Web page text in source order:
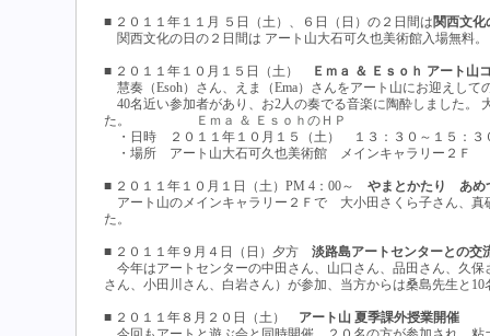
■ ２０１１年１１月 ５日（土）、６日（日）の２日間は関西文化
関西文化の日の２日間は アート山大石可久也美術館入場無料
■ ２０１１年１０月１５日（土）
Ｅｍａ ＆ Ｅｓｏｈ アート山
慧奏（Esoh）さん、えま（Ema）さんをアート山にお迎えして
40名近い参加者があり、お2人の奏でる音楽に陶酔しました。
た。
Ｅｍａ ＆ ＥｓｏｈのＨＰ
・日時 ２０１１年１０月１５（土） １３：３０～１５：３
・場所 アート山大石可久也美術館 メインキャラリー２
■ ２０１１年１０月１日（土）PM 4：00～ やまとかたり あめ
アート山のメインキャラリー２Ｆで 大小田さくら子さん、真
た。
■ ２０１１年９月４日（日）夕方 淡路島アートセンターとの交
今年はアートセンターの中田さん、山口さん、品田さん、久
さん、小田川さん、白岩さん）が参加、当方からは桑島先生と
■ ２０１１年８月２０日（土） アート山 夏季課外授業開催